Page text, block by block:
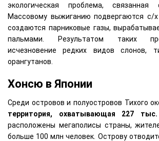
экологическая проблема, связанная
Массовому выжиганию подвергаются с/х
создаются парниковые газы,
пальмами. Результатом таких
исчезновение редких видов слонов,
орангутанов.
Хонсю в Японии
Среди островов и полуостровов Тихого
территория, охватывающая 227
расположены мегаполисы страны,
больше 100 млн человек. Острову